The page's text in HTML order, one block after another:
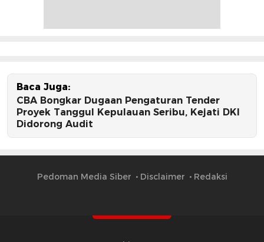
Baca Juga:
CBA Bongkar Dugaan Pengaturan Tender
Proyek Tanggul Kepulauan Seribu, Kejati DKI
Didorong Audit
Pedoman Media Siber Disclaimer Redaksi